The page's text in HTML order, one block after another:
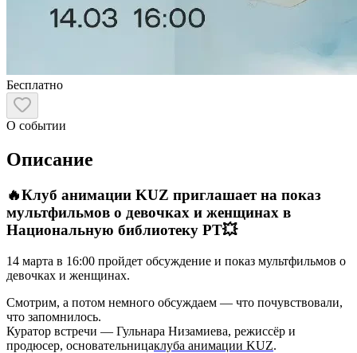
Бесплатно
О событии
Описание
🔥Клуб анимации KUZ приглашает на показ
мультфильмов о девочках и женщинах в
Национальную библиотеку РТ💥
14 марта в 16:00 пройдет обсуждение и показ мультфильмов о
девочках и женщинах.
Смотрим, а потом немного обсуждаем — что почувствовали,
что запомнилось.
Куратор встречи — Гульнара Низамиева, режиссёр и
продюсер, основательницаклуба анимации KUZ.